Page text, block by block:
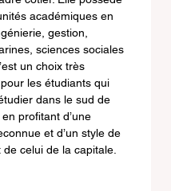
académiques en
gestion,
sciences sociales
un choix très
les étudiants qui
dans le sud de
profitant d’une
et d’un style de
celui de la capitale.